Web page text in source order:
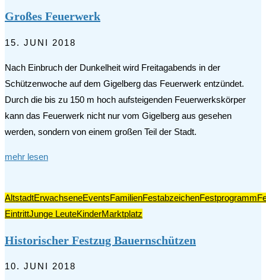
Großes Feuerwerk
15. JUNI 2018
Nach Einbruch der Dunkelheit wird Freitagabends in der
Schützenwoche auf dem Gigelberg das Feuerwerk entzündet.
Durch die bis zu 150 m hoch aufsteigenden Feuerwerkskörper
kann das Feuerwerk nicht nur vom Gigelberg aus gesehen
werden, sondern von einem großen Teil der Stadt.
mehr lesen
AltstadtErwachseneEventsFamilienFestabzeichenFestprogramm
EintrittJunge LeuteKinderMarktplatz
Historischer Festzug Bauernschützen
10. JUNI 2018